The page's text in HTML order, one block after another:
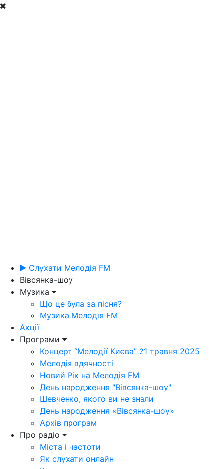
Слухати Мелодія FM
Вівсянка-шоу
Музика
Що це була за пісня?
Музика Мелодія FM
Акції
Програми
Концерт “Мелодії Києва” 21 травня 2025
Мелодія вдячності
Новий Рік на Мелодія FM
День народження "Вівсянка-шоу"
Шевченко, якого ви не знали
День народження «Вівсянка-шоу»
Архів програм
Про радіо
Міста і частоти
Як слухати онлайн